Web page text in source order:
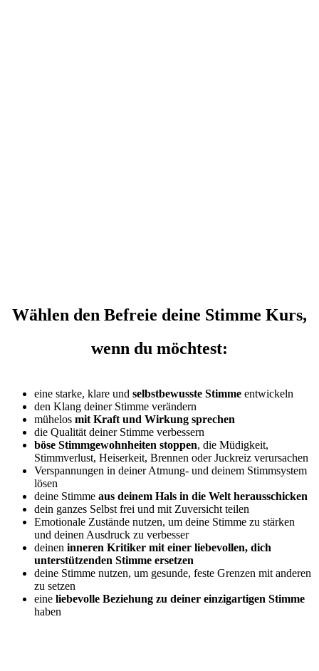
Wählen den Befreie deine Stimme Kurs,
wenn du möchtest:
eine starke, klare und selbstbewusste Stimme entwickeln
den Klang deiner Stimme verändern
mühelos mit Kraft und Wirkung sprechen
die Qualität deiner Stimme verbessern
böse Stimmgewohnheiten stoppen, die Müdigkeit,
Stimmverlust, Heiserkeit, Brennen oder Juckreiz verursachen
Verspannungen in deiner Atmung- und deinem Stimmsystem
lösen
deine Stimme aus deinem Hals in die Welt herausschicken
dein ganzes Selbst frei und mit Zuversicht teilen
Emotionale Zustände nutzen, um deine Stimme zu stärken
und deinen Ausdruck zu verbesser
deinen inneren Kritiker mit einer liebevollen, dich
unterstützenden Stimme ersetzen
deine Stimme nutzen, um gesunde, feste Grenzen mit anderen
zu setzen
eine liebevolle Beziehung zu deiner einzigartigen Stimme
haben